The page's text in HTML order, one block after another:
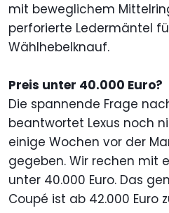
mit beweglichem
perforierte Ledermäntel
Wählhebelknauf.
Preis unter 40.000 Euro?
Die spannende Frage
beantwortet Lexus noch
einige Wochen vor der
gegeben. Wir rechen mit
unter 40.000 Euro. Das
Coupé ist ab 42.000 Euro